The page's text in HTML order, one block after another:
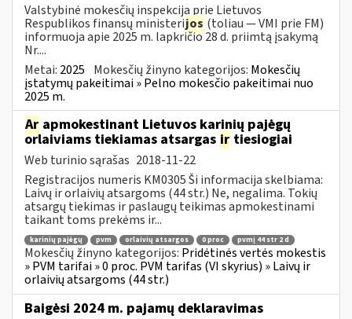
Valstybinė mokesčių inspekcija prie Lietuvos
Respublikos finansų ministerijos (toliau — VMI prie FM)
informuoja apie 2025 m. lapkričio 28 d. priimtą įsakymą
Nr....
Metai: 2025 Mokesčių žinyno kategorijos: Mokesčių
įstatymų pakeitimai » Pelno mokesčio pakeitimai nuo
2025 m.
Ar apmokestinant Lietuvos karinių pajėgų
orlaiviams tiekiamas atsargas ir tiesiogiai
Web turinio sąrašas 2018-11-22
Registracijos numeris KM0305 Ši informacija skelbiama:
Laivų ir orlaivių atsargoms (44 str.) Ne, negalima. Tokių
atsargų tiekimas ir paslaugų teikimas apmokestinami
taikant toms prekėms ir...
karinių pajėgų pvm orlaivių atsargos 0 proc pvmį 44 str 2 d
Mokesčių žinyno kategorijos: Pridėtinės vertės mokestis
» PVM tarifai » 0 proc. PVM tarifas (VI skyrius) » Laivų ir
orlaivių atsargoms (44 str.)
Baigėsi 2024 m. pajamų deklaravimas